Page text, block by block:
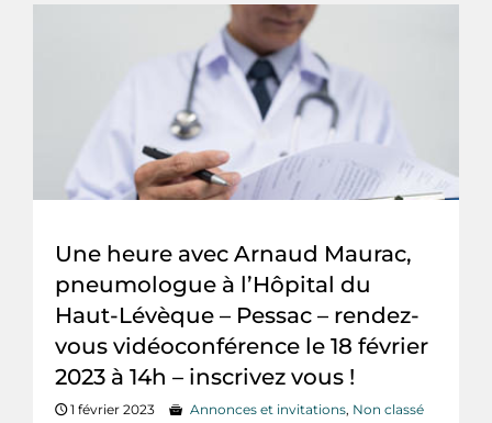
Une heure avec Arnaud Maurac,
pneumologue à l’Hôpital du
Haut-Lévèque – Pessac – rendez-
vous vidéoconférence le 18 février
2023 à 14h – inscrivez vous !
1 février 2023 Annonces et invitations, Non classé